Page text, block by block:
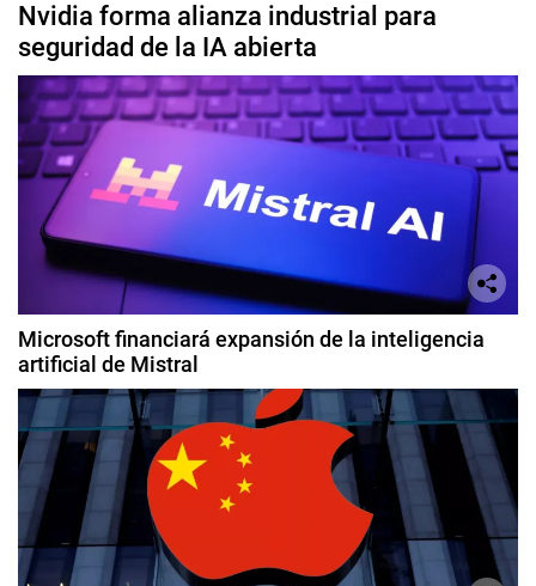
Nvidia forma alianza industrial para
seguridad de la IA abierta
Microsoft financiará expansión de la inteligencia
artificial de Mistral